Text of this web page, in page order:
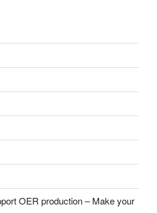
OER production – Make your